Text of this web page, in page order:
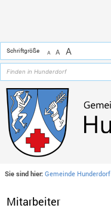
Schriftgröße A A A
Sie sind hier: Gemeinde Hunderdorf
Mitarbeiter